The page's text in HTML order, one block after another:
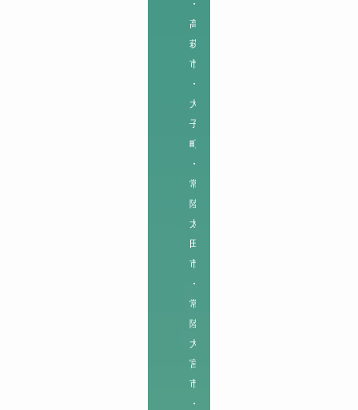
・
高
萩
市
・
大
子
町
・
常
陸
太
田
市
・
常
陸
大
宮
市
・